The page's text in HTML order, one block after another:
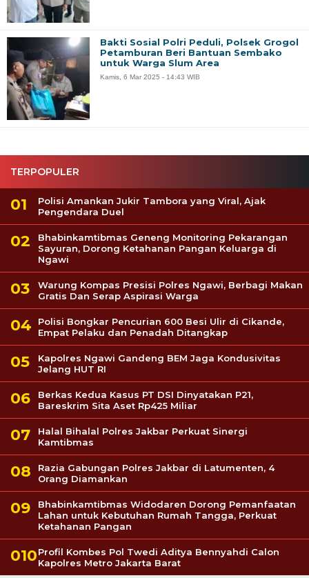
TERPOPULER
Polisi Amankan Jukir Tambora yang Viral, Ajak
Pengendara Duel
Bhabinkamtibmas Geneng Monitoring Pekarangan
Sayuran, Dorong Ketahanan Pangan Keluarga di
Ngawi
Warung Kompas Presisi Polres Ngawi, Berbagi Makan
Gratis Dan Serap Aspirasi Warga
Polisi Bongkar Pencurian 600 Besi Ulir di Cikande,
Empat Pelaku dan Penadah Ditangkap
Kapolres Ngawi Gandeng BEM Jaga Kondusivitas
Jelang HUT RI
Berkas Kedua Kasus PT DSI Dinyatakan P21,
Bareskrim Sita Aset Rp425 Miliar
Halal Bihalal Polres Jakbar Perkuat Sinergi
Kamtibmas
Razia Gabungan Polres Jakbar di Latumenten, 4
Orang Diamankan
Bhabinkamtibmas Widodaren Dorong Pemanfaatan
Lahan untuk Kebutuhan Rumah Tangga, Perkuat
Ketahanan Pangan
Profil Kombes Pol Twedi Aditya Bennyahdi Calon
Kapolres Metro Jakarta Barat
Bakti Sosial Polri Peduli, Polsek Grogol
Petamburan Beri Bantuan Sembako
untuk Warga Slum Area
Kamis, 6 Mar 2025 - 14:43 WIB